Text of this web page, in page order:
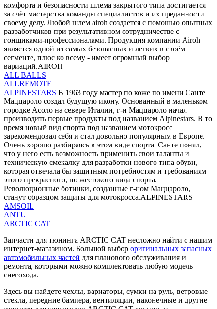
комфорта и безопасности шлема закрытого типа достигается
за счёт мастерства команды специалистов и их преданности
своему делу. Любой шлем airoh создается с помощью опытных
разработчиков при результативном сотрудничестве с
гонщиками-профессионалами. Продукция компании Airoh
является одной из самых безопасных и легких в своём
сегменте, плюс ко всему - имеет огромный выбор
вариаций.AIROH
ALL BALLS
ALLREMOTE
ALPINESTARS В 1963 году мастер по коже по имени Санте
Маццароло создал будущую икону. Основанный в маленьком
городке Асоло на севере Италии, г-н Маццароло начал
производить первые продукты под названием Alpinestars. В то
время новый вид спорта под названием мотокросс
зарекомендовал себя и стал довольно популярным в Европе.
Очень хорошо разбираясь в этом виде спорта, Санте понял,
что у него есть возможность применить свои таланты и
техническую смекалку для разработки нового типа обуви,
которая отвечала бы защитным потребностям и требованиям
этого прекрасного, но жестокого вида спорта.
Революционные ботинки, созданные г-ном Маццароло,
станут образцом защиты для мотокросса.ALPINESTARS
AMSOIL
ANTU
ARCTIC CAT
Запчасти для тюнинга ARCTIC CAT несложно найти с нашим
интернет-магазином. Большой выбор оригинальных запасных
автомобильных частей для планового обслуживания и
ремонта, которыми можно комплектовать любую модель
снегохода.
Здесь вы найдете чехлы, вариаторы, сумки на руль, ветровые
стекла, передние бампера, вентиляции, наконечные и другие